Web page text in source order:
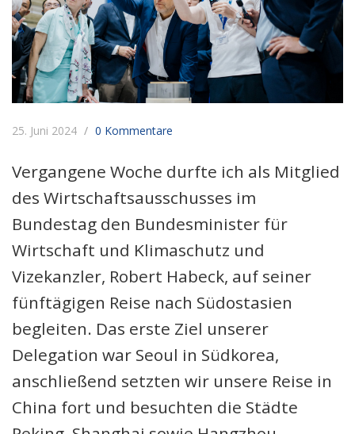
25. Juni 2024 0 Kommentare
Vergangene Woche durfte ich als Mitglied
des Wirtschaftsausschusses im
Bundestag den Bundesminister für
Wirtschaft und Klimaschutz und
Vizekanzler, Robert Habeck, auf seiner
fünftägigen Reise nach Südostasien
begleiten. Das erste Ziel unserer
Delegation war Seoul in Südkorea,
anschließend setzten wir unsere Reise in
China fort und besuchten die Städte